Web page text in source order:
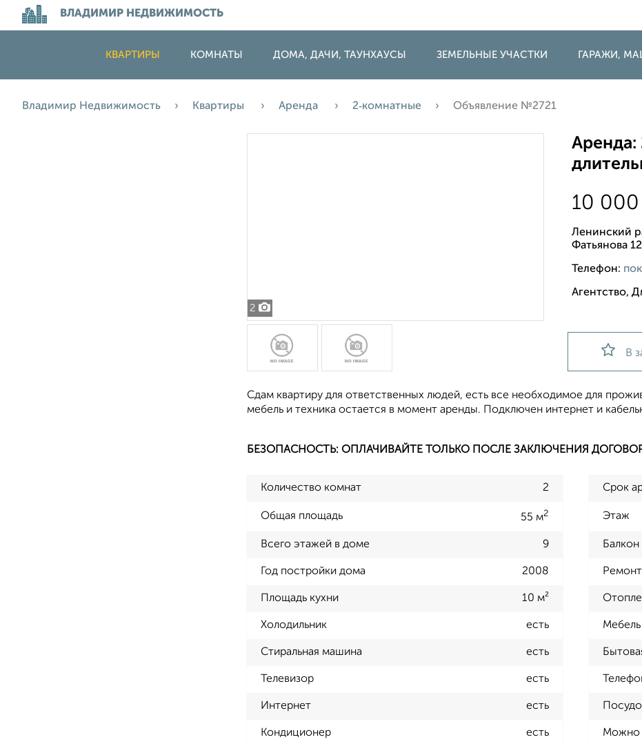
ВЛАДИМИР НЕДВИЖИМОСТЬ
КВАРТИРЫ КОМНАТЫ ДОМА, ДАЧИ, ТАУНХАУСЫ ЗЕМЕЛЬНЫЕ УЧАСТКИ ГАРАЖИ,
Владимир Недвижимость Квартиры Аренда 2‑комнатные Объявление №2721
2
Аренда:
10
Ленинский
Фатьянова 12
Телефон:
Агентство,
В
Сдам квартиру для ответственных людей, есть все необходимое для
мебель и техника остается в момент аренды. Подключен интернет и
БЕЗОПАСНОСТЬ: ОПЛАЧИВАЙТЕ ТОЛЬКО ПОСЛЕ ЗАКЛЮЧЕНИЯ
Количество комнат 2 Срок
Общая площадь 55 м2 Этаж
Всего этажей в доме 9 Балкон
Год постройки дома 2008 Ремонт
Площадь кухни 10 м²
Холодильник есть Мебель
Стиральная машина есть
Телевизор есть
Интернет есть
Кондиционер есть Можно